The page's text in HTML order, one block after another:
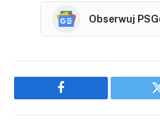
Obserwuj
Facebook